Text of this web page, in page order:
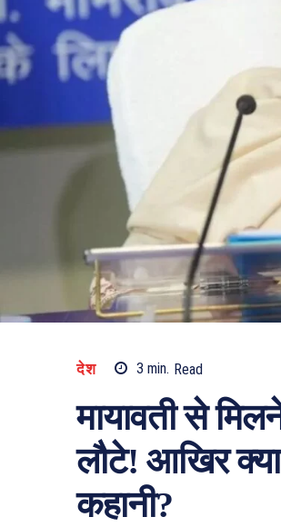
देश 3 min. Read
मायावती से
लौटे! आखिर
कहानी?